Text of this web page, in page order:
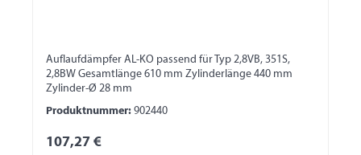
Auflaufdämpfer AL-KO passend für Typ 2,8VB, 351S,
2,8BW Gesamtlänge 610 mm Zylinderlänge 440 mm
Zylinder-Ø 28 mm
Produktnummer: 902440
107,27 €